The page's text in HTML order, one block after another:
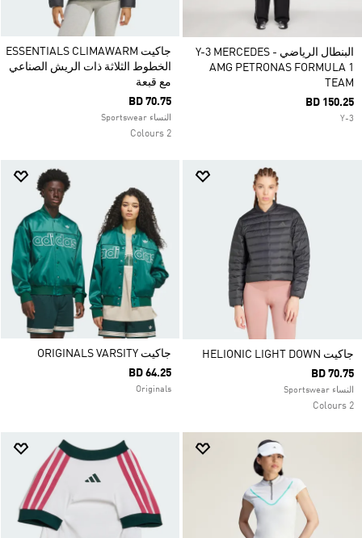
البنطال الرياضي Y-3 MERCEDES -
AMG PETRONAS FORMULA 1
TEAM
BD 150.25
Y-3
جاكيت ESSENTIALS CLIMAWARM
الخطوط الثلاثة ذات الريش الصناعي
مع قبعة
BD 70.75
النساء Sportswear
2 Colours
جاكيت HELIONIC LIGHT DOWN
BD 70.75
النساء Sportswear
2 Colours
جاكيت ORIGINALS VARSITY
BD 64.25
Originals